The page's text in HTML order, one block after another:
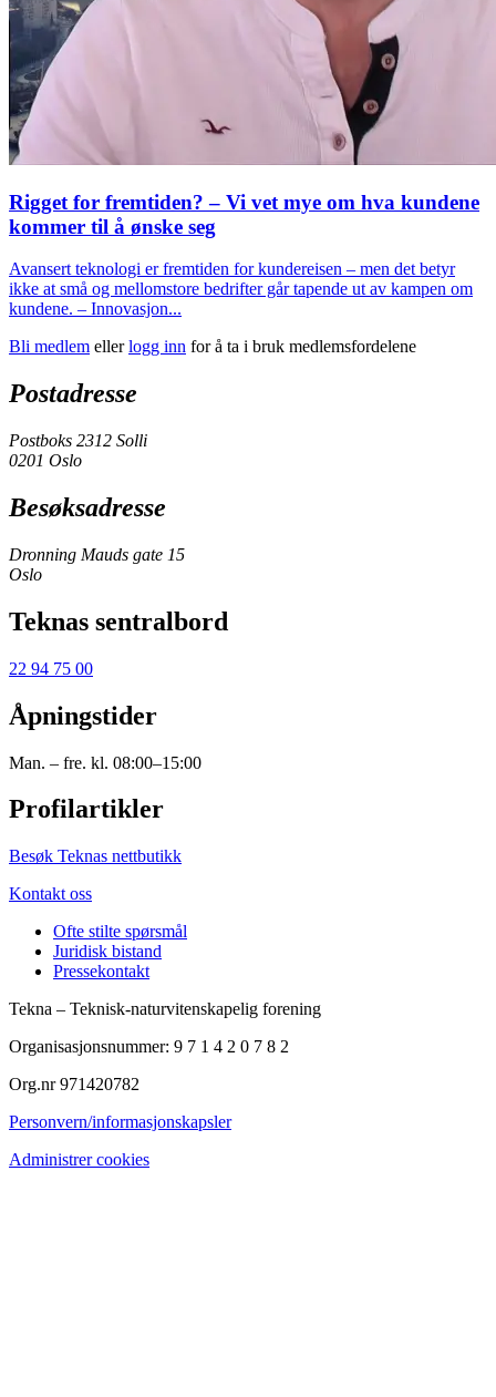
Rigget for fremtiden? – Vi vet mye om hva kundene
kommer til å ønske seg
Avansert teknologi er fremtiden for kundereisen – men det betyr
ikke at små og mellomstore bedrifter går tapende ut av kampen om
kundene. – Innovasjon...
Bli medlem ellerlogg inn for å ta i bruk medlemsfordelene
Postadresse
Postboks 2312 Solli
0201 Oslo
Besøksadresse
Dronning Mauds gate 15
Oslo
Teknas sentralbord
22 94 75 00
Åpningstider
Man. – fre. kl. 08:00–15:00
Profilartikler
Besøk Teknas nettbutikk
Kontakt oss
Ofte stilte spørsmål
Juridisk bistand
Pressekontakt
Tekna – Teknisk-naturvitenskapelig forening
Organisasjonsnummer: 9 7 1 4 2 0 7 8 2
Org.nr 971420782
Personvern/informasjonskapsler
Administrer cookies